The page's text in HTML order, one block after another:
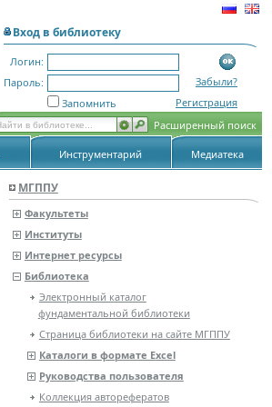
Вход в библиотеку
Логин:
Пароль:
Забыли?
Регистрация
Запомнить
Расширенный поиск
Инструментарий Медиатека
МГППУ
Факультеты
Институты
Интернет ресурсы
Библиотека
Электронный каталог
фундаментальной библиотеки
Страница библиотеки на сайте МГППУ
Каталоги в формате Excel
Руководства пользователя
Коллекция авторефератов